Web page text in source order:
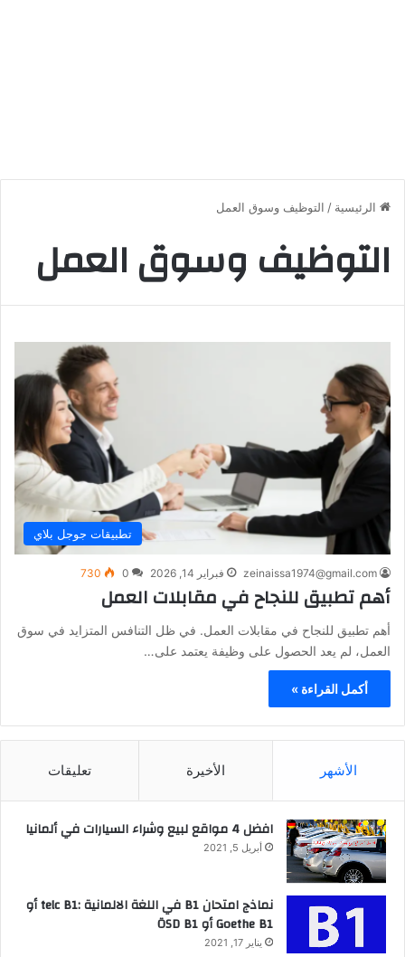
الرئيسية / التوظيف وسوق العمل
التوظيف وسوق العمل
تطبيقات جوجل بلاي
zeinaissa1974@gmail.com فبراير 14, 2026 0
730
أهم تطبيق للنجاح في مقابلات العمل
أهم تطبيق للنجاح في مقابلات العمل. في ظل التنافس المتزايد في سوق
العمل، لم يعد الحصول على وظيفة يعتمد على…
أكمل القراءة »
الأشهر الأخيرة تعليقات
افضل 4 مواقع لبيع وشراء السيارات في ألمانيا
أبريل 5, 2021
نماذج امتحان B1 في اللغة الالمانية :telc B1 أو
Goethe B1 أو ÖSD B1
يناير 17, 2021